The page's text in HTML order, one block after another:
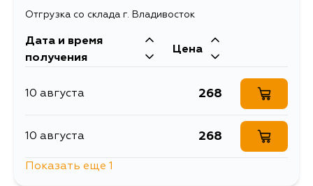
Отгрузка со склада г. Владивосток
Дата и время
получения
Цена
10 августа 268
10 августа 268
Показать еще 1